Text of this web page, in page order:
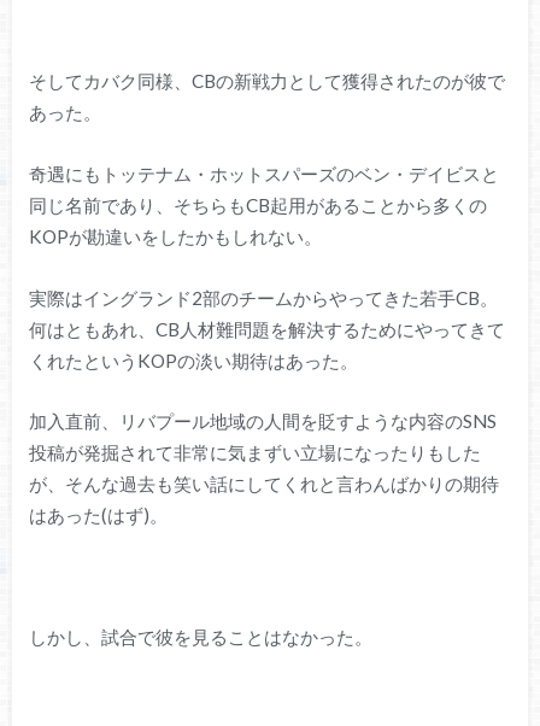
そしてカバク同様、CBの新戦力として獲得されたのが彼で
あった。
奇遇にもトッテナム・ホットスパーズのベン・デイビスと
同じ名前であり、そちらもCB起用があることから多くの
KOPが勘違いをしたかもしれない。
実際はイングランド2部のチームからやってきた若手CB。
何はともあれ、CB人材難問題を解決するためにやってきて
くれたというKOPの淡い期待はあった。
加入直前、リバプール地域の人間を貶すような内容のSNS
投稿が発掘されて非常に気まずい立場になったりもした
が、そんな過去も笑い話にしてくれと言わんばかりの期待
はあった(はず)。
しかし、試合で彼を見ることはなかった。